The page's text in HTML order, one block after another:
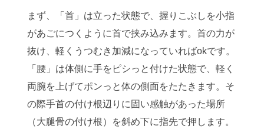
まず、「首」は立った状態で、握りこぶしを小指
があごにつくように首で挟み込みます。首の力が
抜け、軽くうつむき加減になっていればokです。
「腰」は体側に手をピシっと付けた状態で、軽く
両腕を上げてポンっと体の側面をたたきます。そ
の際手首の付け根辺りに固い感触があった場所
（大腿骨の付け根）を斜め下に指先で押します。